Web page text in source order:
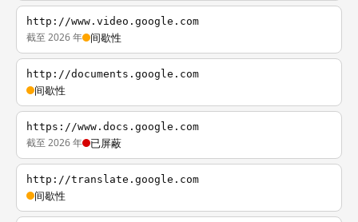
http://www.video.google.com
截至 2026 年 间歇性
http://documents.google.com
间歇性
https://www.docs.google.com
截至 2026 年 已屏蔽
http://translate.google.com
间歇性